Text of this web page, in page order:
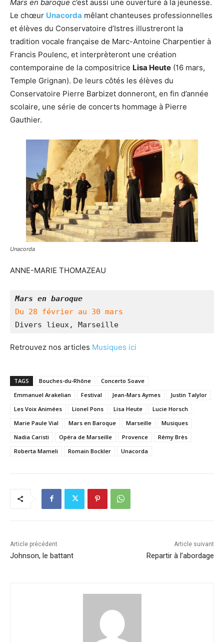
Mars en baroque c’est aussi une ouverture à la jeunesse.
Le chœur Unacorda mêlant chanteuses professionnelles
et élèves du Conservatoire d’Istres illustreront la
tradition vocale française de Marc-Antoine Charpentier à
Francis Poulenc, et interprèteront une création
contemporaine de la compositrice Lisa Heute (16 mars,
Temple Grignan). De leurs côtés les élèves du
Conservatoire Pierre Barbizet donneront, en fin d’année
scolaire, une série de concerts hommage à Pierre
Gauthier.
Unacorda
ANNE-MARIE THOMAZEAU
Mars en baroque
Du 28 février au 30 mars
Divers lieux, Marseille
Retrouvez nos articles Musiques ici
TAGS Bouches-du-Rhône
Concerto Soave
Emmanuel Arakelian
Festival Jean-Mars Aymes
Justin Talylor
Les Voix Animées
Lionel Pons Lisa Heute
Lucie Horsch
Marie Paule Vial
Mars en Baroque Marseille
Musiques
Nadia Caristi
Opéra de Marseille Provence
Rémy Brès
Roberta Mameli
Romain Bockler Unacorda
Article précédent
Johnson, le battant
Article suivant
Repartir à l’abordage